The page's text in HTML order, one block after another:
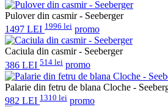
Pulover din casmir - Seeberger
1497 LEI 1996 lei promo
Caciula din casmir - Seeberger
386 LEI 514 lei promo
Palarie din fetru de blana Cloche -
982 LEI 1310 lei promo